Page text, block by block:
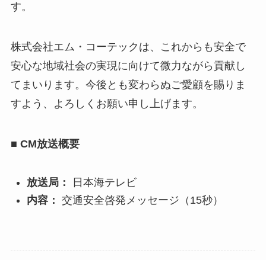
す。
株式会社エム・コーテックは、これからも安全で
安心な地域社会の実現に向けて微力ながら貢献し
てまいります。今後とも変わらぬご愛顧を賜りま
すよう、よろしくお願い申し上げます。
■ CM放送概要
放送局：
日本海テレビ
内容： 交通安全啓発メッセージ（15秒）